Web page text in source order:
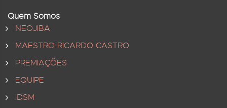
Quem Somos
NEOJIBA
MAESTRO RICARDO CASTRO
PREMIAÇÕES
EQUIPE
IDSM